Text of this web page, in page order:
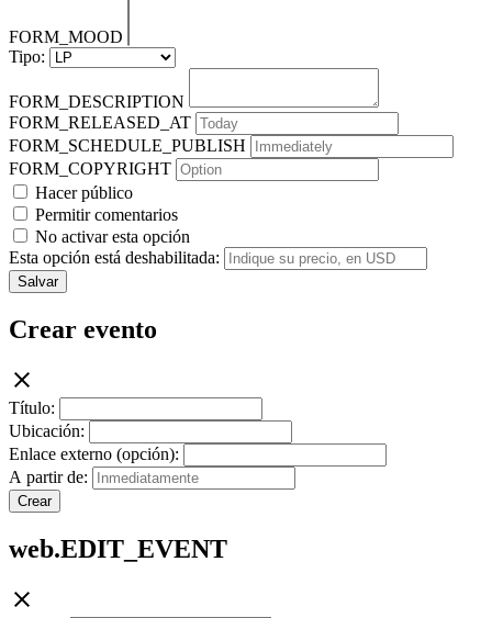
FORM_MOOD
Tipo:
FORM_DESCRIPTION
FORM_RELEASED_AT
FORM_SCHEDULE_PUBLISH
FORM_COPYRIGHT
Hacer público
Permitir comentarios
No activar esta opción
Esta opción está deshabilitada:
Salvar
Crear evento
Título:
Ubicación:
Enlace externo (opción):
A partir de:
Crear
web.EDIT_EVENT